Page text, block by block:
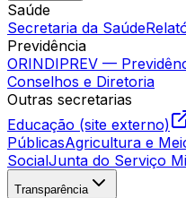
Saúde
Secretaria da Saúde
Previdência
ORINDIPREV —
Conselhos e Diretoria
Outras secretarias
Educação (site externo)
PúblicasAgricultura e
SocialJunta do Serviço
Transparência